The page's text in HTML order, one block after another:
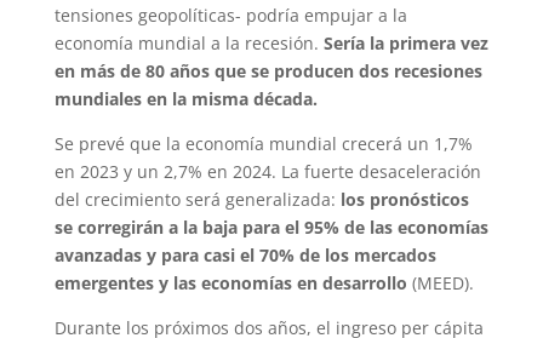
tensiones geopolíticas- podría empujar a la
economía mundial a la recesión. Sería la primera vez
en más de 80 años que se producen dos recesiones
mundiales en la misma década.
Se prevé que la economía mundial crecerá un 1,7%
en 2023 y un 2,7% en 2024. La fuerte desaceleración
del crecimiento será generalizada: los pronósticos
se corregirán a la baja para el 95% de las economías
avanzadas y para casi el 70% de los mercados
emergentes y las economías en desarrollo (MEED).
Durante los próximos dos años, el ingreso per cápita